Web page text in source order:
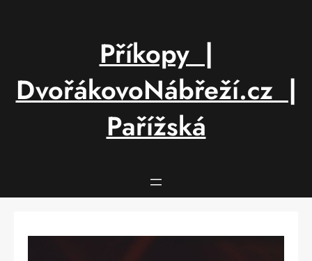
Příkopy |
DvořákovoNábřeží.cz |
Pařížská